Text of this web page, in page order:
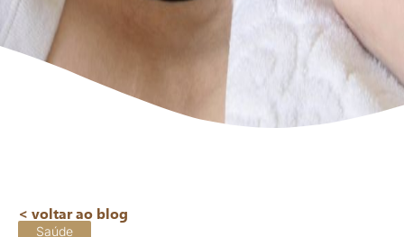
< voltar ao blog
Saúde